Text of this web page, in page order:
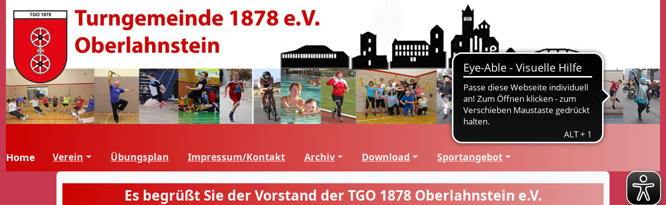
Home Verein Übungsplan Impressum/Kontakt Archiv Download Sportangebot
Es begrüßt Sie der Vorstand der TGO 1878 Oberlahnstein e.V.